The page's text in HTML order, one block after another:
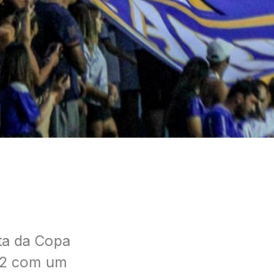
da Copa
com um